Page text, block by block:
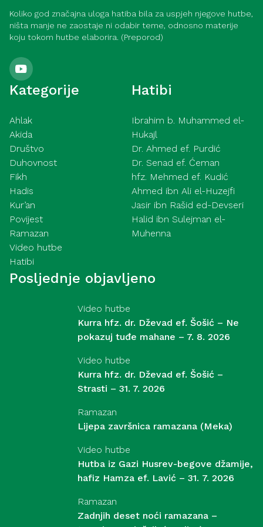
Koliko god značajna uloga hatiba bila za uspjeh njegove hutbe,
ništa manje ne zaostaje ni odabir teme, odnosno materije
koju tokom hutbe elaborira. (Preporod)
Kategorije
Ahlak
Akida
Društvo
Duhovnost
Fikh
Hadis
Kur’an
Povijest
Ramazan
Video hutbe
Hatibi
Hatibi
Ibrahim b. Muhammed el-
Hukajl
Dr. Ahmed ef. Purdić
Dr. Senad ef. Ćeman
hfz. Mehmed ef. Kudić
Ahmed ibn Ali el-Huzejfi
Jasir ibn Rašid ed-Devseri
Halid ibn Sulejman el-
Muhenna
Posljednje objavljeno
Video hutbe
Kurra hfz. dr. Dževad ef. Šošić – Ne
pokazuj tuđe mahane – 7. 8. 2026
Video hutbe
Kurra hfz. dr. Dževad ef. Šošić –
Strasti – 31. 7. 2026
Ramazan
Lijepa završnica ramazana (Meka)
Video hutbe
Hutba iz Gazi Husrev-begove džamije,
hafiz Hamza ef. Lavić – 31. 7. 2026
Ramazan
Zadnjih deset noći ramazana –